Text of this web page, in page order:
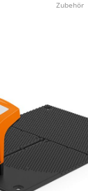
Zubehör